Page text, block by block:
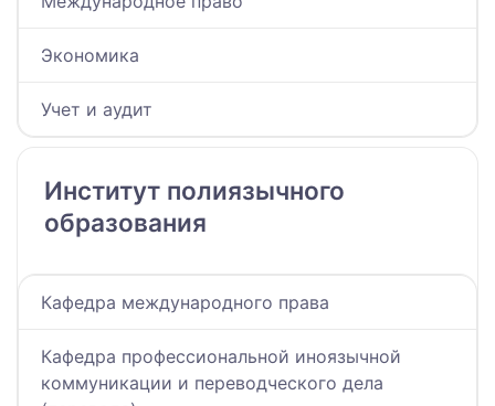
Экономика
Учет и аудит
Институт полиязычного
образования
Кафедра международного права
Кафедра профессиональной иноязычной
коммуникации и переводческого дела